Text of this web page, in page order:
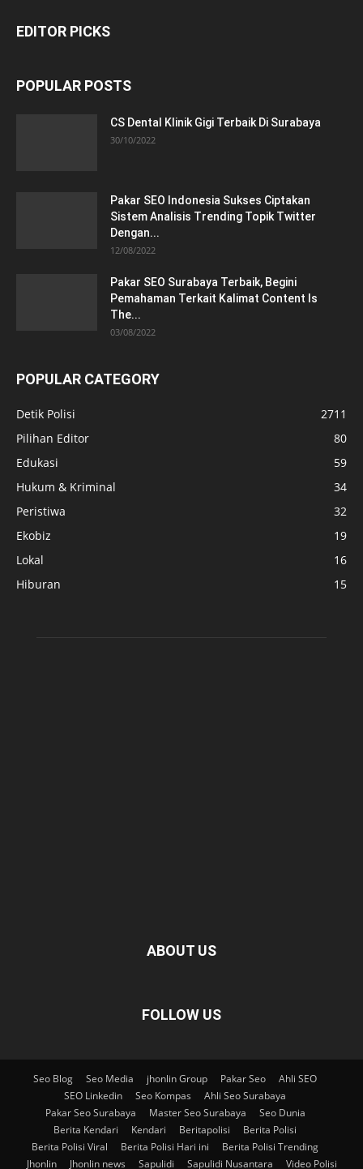
EDITOR PICKS
POPULAR POSTS
CS Dental Klinik Gigi Terbaik Di Surabaya
30/10/2022
Pakar SEO Indonesia Sukses Ciptakan
Sistem Analisis Trending Topik Twitter
Dengan...
12/08/2022
Pakar SEO Surabaya Terbaik, Begini
Pemahaman Terkait Kalimat Content Is
The...
03/08/2022
POPULAR CATEGORY
Detik Polisi
2711
Pilihan Editor
80
Edukasi
59
Hukum & Kriminal
34
Peristiwa
32
Ekobiz
19
Lokal
16
Hiburan
15
ABOUT US
FOLLOW US
Seo Blog Seo Media jhonlin Group Pakar Seo
Ahli SEO
SEO Linkedin
Seo Kompas
Ahli Seo Surabaya
Pakar Seo Surabaya
Master Seo Surabaya
Seo Dunia
Berita Kendari
Kendari Beritapolisi
Berita Polisi
Berita Polisi Viral
Berita Polisi Hari ini
Berita Polisi Trending
Jhonlin
Jhonlin news Sapulidi Sapulidi Nusantara Video Polisi